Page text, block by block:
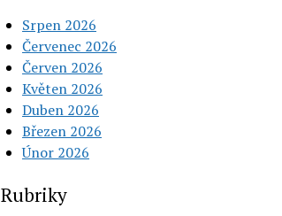
Srpen 2026
Červenec 2026
Červen 2026
Květen 2026
Duben 2026
Březen 2026
Únor 2026
Rubriky